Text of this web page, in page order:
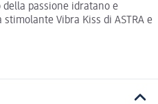
passione idratano e
Vibra Kiss di ASTRA e